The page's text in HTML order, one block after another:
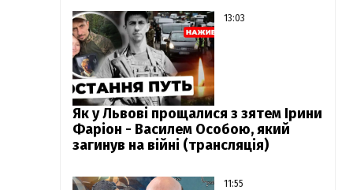
13:03
Як у Львові прощалися з зятем Ірини
Фаріон - Василем Особою, який
загинув на війні (трансляція)
11:55